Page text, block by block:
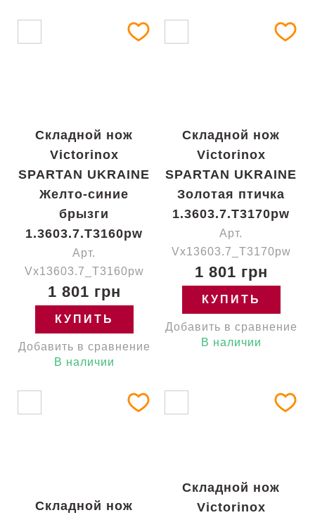
Складной нож
Victorinox
SPARTAN UKRAINE
Желто-синие
брызги
1.3603.7.T3160pw
Арт.
Vx13603.7_T3160pw
1 801 грн
КУПИТЬ
Добавить в сравнение
В наличии
Складной нож
Victorinox
SPARTAN UKRAINE
Золотая птичка
1.3603.7.T3170pw
Арт.
Vx13603.7_T3170pw
1 801 грн
КУПИТЬ
Добавить в сравнение
В наличии
Складной нож
Складной нож
Victorinox